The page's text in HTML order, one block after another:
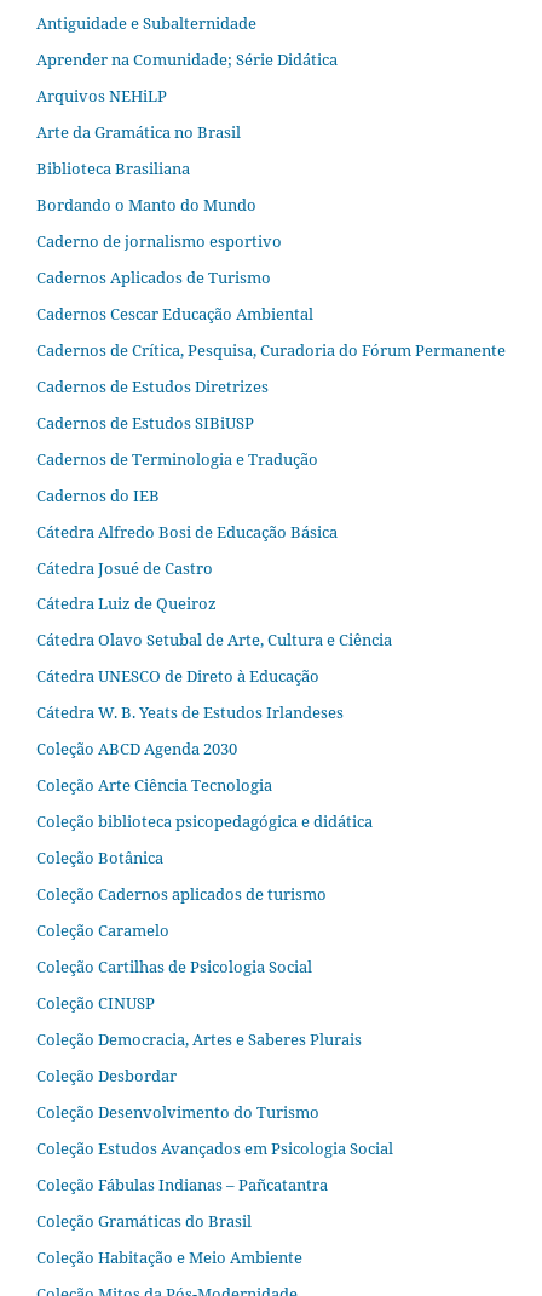
Antiguidade e Subalternidade
Aprender na Comunidade; Série Didática
Arquivos NEHiLP
Arte da Gramática no Brasil
Biblioteca Brasiliana
Bordando o Manto do Mundo
Caderno de jornalismo esportivo
Cadernos Aplicados de Turismo
Cadernos Cescar Educação Ambiental
Cadernos de Crítica, Pesquisa, Curadoria do Fórum Permanente
Cadernos de Estudos Diretrizes
Cadernos de Estudos SIBiUSP
Cadernos de Terminologia e Tradução
Cadernos do IEB
Cátedra Alfredo Bosi de Educação Básica
Cátedra Josué de Castro
Cátedra Luiz de Queiroz
Cátedra Olavo Setubal de Arte, Cultura e Ciência
Cátedra UNESCO de Direto à Educação
Cátedra W. B. Yeats de Estudos Irlandeses
Coleção ABCD Agenda 2030
Coleção Arte Ciência Tecnologia
Coleção biblioteca psicopedagógica e didática
Coleção Botânica
Coleção Cadernos aplicados de turismo
Coleção Caramelo
Coleção Cartilhas de Psicologia Social
Coleção CINUSP
Coleção Democracia, Artes e Saberes Plurais
Coleção Desbordar
Coleção Desenvolvimento do Turismo
Coleção Estudos Avançados em Psicologia Social
Coleção Fábulas Indianas – Pañcatantra
Coleção Gramáticas do Brasil
Coleção Habitação e Meio Ambiente